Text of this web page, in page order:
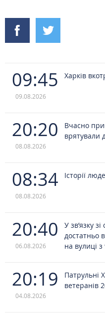
09:45
09.08.2026
Харків
20:20
08.08.2026
Вчасно
врятували
08:34
08.08.2026
Історії
20:40
06.08.2026
У зв’язку
достатньо
на вулиці
20:19
04.08.2026
Патрульні
ветеранів